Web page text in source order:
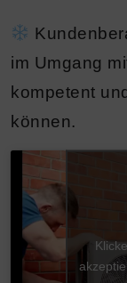
im Umgang
kompetent
können.